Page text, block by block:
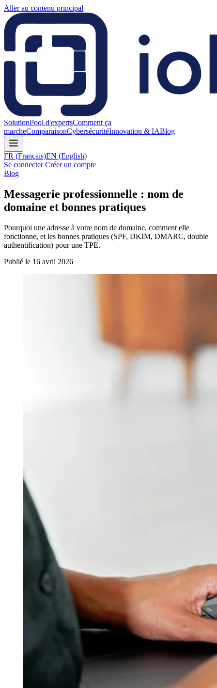
Aller au contenu principal
SolutionPool d'expertsComment ça
marcheComparaisonCybersécuritéInnovation & IABlog
FR (Français)EN (English)
Se connecter Créer un compte
Blog
Messagerie professionnelle : nom de
domaine et bonnes pratiques
Pourquoi une adresse à votre nom de domaine, comment elle
fonctionne, et les bonnes pratiques (SPF, DKIM, DMARC, double
authentification) pour une TPE.
Publié le 16 avril 2026